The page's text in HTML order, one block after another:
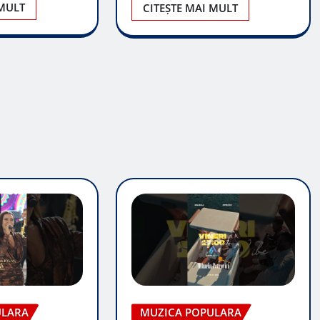
CITEȘTE MAI MULT
MUZICA POPULARA